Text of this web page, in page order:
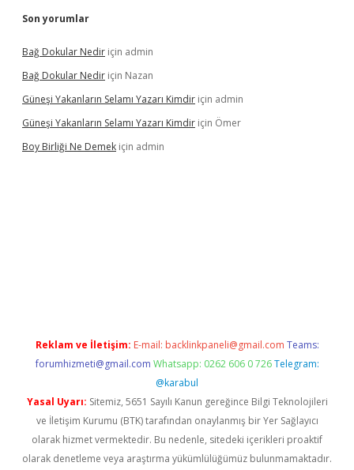
Son yorumlar
Bağ Dokular Nedir için admin
Bağ Dokular Nedir için Nazan
Güneşi Yakanların Selamı Yazarı Kimdir için admin
Güneşi Yakanların Selamı Yazarı Kimdir için Ömer
Boy Birliği Ne Demek için admin
Reklam ve İletişim: E-mail: backlinkpaneli@gmail.com Teams:
forumhizmeti@gmail.com Whatsapp: 0262 606 0 726 Telegram:
@karabul
Yasal Uyarı: Sitemiz, 5651 Sayılı Kanun gereğince Bilgi Teknolojileri
ve İletişim Kurumu (BTK) tarafından onaylanmış bir Yer Sağlayıcı
olarak hizmet vermektedir. Bu nedenle, sitedeki içerikleri proaktif
olarak denetleme veya araştırma yükümlülüğümüz bulunmamaktadır.